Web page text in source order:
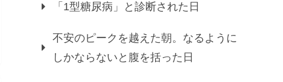
「1型糖尿病」と診断された日
不安のピークを越えた朝。なるように
しかならないと腹を括った日